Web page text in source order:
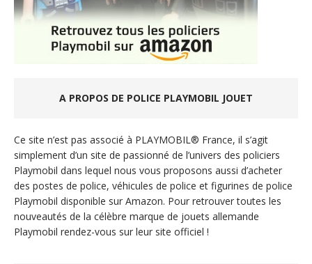
A PROPOS DE POLICE PLAYMOBIL JOUET
Ce site n’est pas associé à PLAYMOBIL® France, il s’agit
simplement d’un site de passionné de l’univers des policiers
Playmobil dans lequel nous vous proposons aussi d’acheter
des postes de police, véhicules de police et figurines de police
Playmobil disponible sur Amazon. Pour retrouver toutes les
nouveautés de la célèbre marque de jouets allemande
Playmobil rendez-vous sur leur site officiel !